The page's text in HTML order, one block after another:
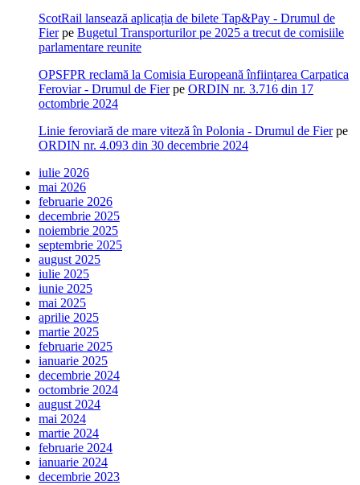
ScotRail lansează aplicația de bilete Tap&Pay - Drumul de
Fierpe Bugetul Transporturilor pe 2025 a trecut de comisiile
parlamentare reunite
OPSFPR reclamă la Comisia Europeană înființarea Carpatica
Feroviar - Drumul de Fierpe ORDIN nr. 3.716 din 17
octombrie 2024
Linie feroviară de mare viteză în Polonia - Drumul de Fierpe
ORDIN nr. 4.093 din 30 decembrie 2024
iulie 2026
mai 2026
februarie 2026
decembrie 2025
noiembrie 2025
septembrie 2025
august 2025
iulie 2025
iunie 2025
mai 2025
aprilie 2025
martie 2025
februarie 2025
ianuarie 2025
decembrie 2024
octombrie 2024
august 2024
mai 2024
martie 2024
februarie 2024
ianuarie 2024
decembrie 2023